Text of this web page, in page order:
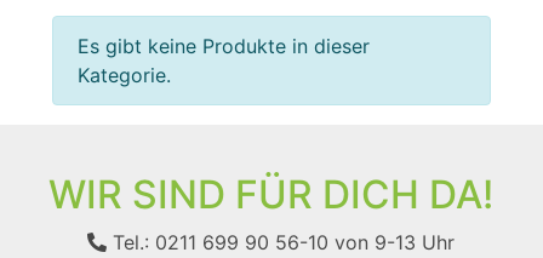
Es gibt keine Produkte in dieser
Kategorie.
WIR SIND FÜR DICH DA!
Tel.: 0211 699 90 56-10 von 9-13 Uhr